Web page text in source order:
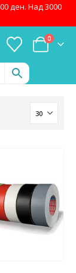
ден. Над 3000
0